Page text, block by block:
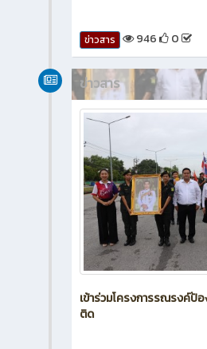
ข่าวสาร 946 0
ข่าวสาร
เข้าร่วมโครงการรณรงค์ป้
ติด